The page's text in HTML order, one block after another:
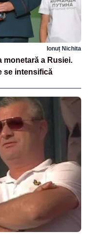
Ionuț Nichita
a Rusiei.
se intensifică